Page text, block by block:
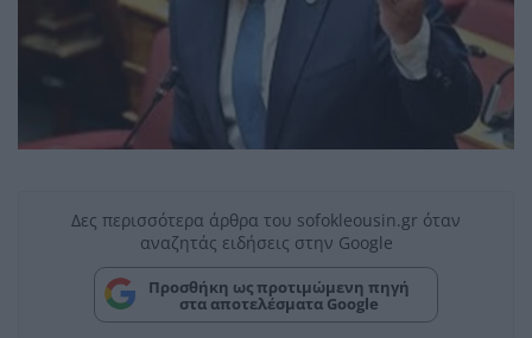
Δες περισσότερα άρθρα του sofokleousin.gr όταν
αναζητάς ειδήσεις στην Google
Προσθήκη ως προτιμώμενη πηγή
στα αποτελέσματα Google